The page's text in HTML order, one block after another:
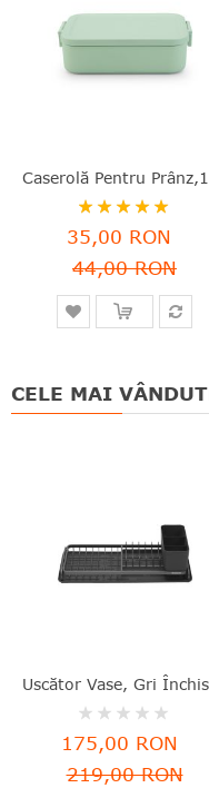
Rating:
100
% of100
35,00 RON
44,00 RON
CELE MAI
Rating:
0%
175,00 RON
219,00 RON